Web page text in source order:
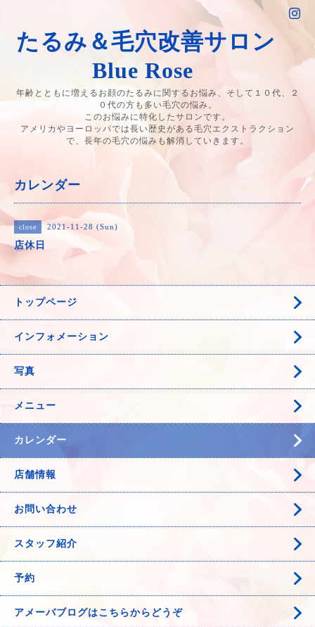
たるみ＆毛穴改善サロン
Blue Rose
年齢とともに増えるお顔のたるみに関するお悩み、そして１０代、２
０代の方も多い毛穴の悩み。
このお悩みに特化したサロンです。
アメリカやヨーロッパでは長い歴史がある毛穴エクストラクション
で、長年の毛穴の悩みも解消していきます。
カレンダー
close 2021-11-28 (Sun)
店休日
トップページ
インフォメーション
写真
メニュー
カレンダー
店舗情報
お問い合わせ
スタッフ紹介
予約
アメーバブログはこちらからどうぞ